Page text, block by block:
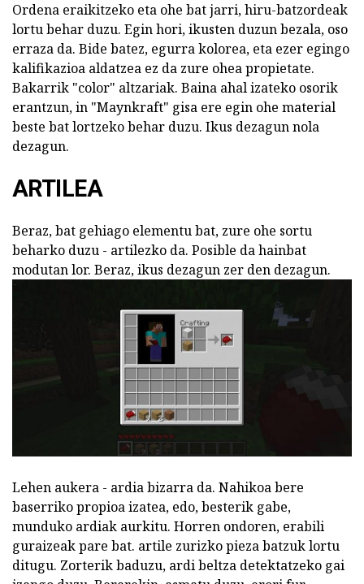
Ordena eraikitzeko eta ohe bat jarri, hiru-batzordeak
lortu behar duzu. Egin hori, ikusten duzun bezala, oso
erraza da. Bide batez, egurra kolorea, eta ezer egingo
kalifikazioa aldatzea ez da zure ohea propietate.
Bakarrik "color" altzariak. Baina ahal izateko osorik
erantzun, in "Maynkraft" gisa ere egin ohe material
beste bat lortzeko behar duzu. Ikus dezagun nola
dezagun.
ARTILEA
Beraz, bat gehiago elementu bat, zure ohe sortu
beharko duzu - artilezko da. Posible da hainbat
modutan lor. Beraz, ikus dezagun zer den dezagun.
Lehen aukera - ardia bizarra da. Nahikoa bere
baserriko propioa izatea, edo, besterik gabe,
munduko ardiak aurkitu. Horren ondoren, erabili
guraizeak pare bat. artile zurizko pieza batzuk lortu
ditugu. Zorterik baduzu, ardi beltza detektatzeko gai